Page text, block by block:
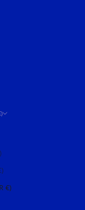
€)
€)
€)
Deutschland (EUR €)